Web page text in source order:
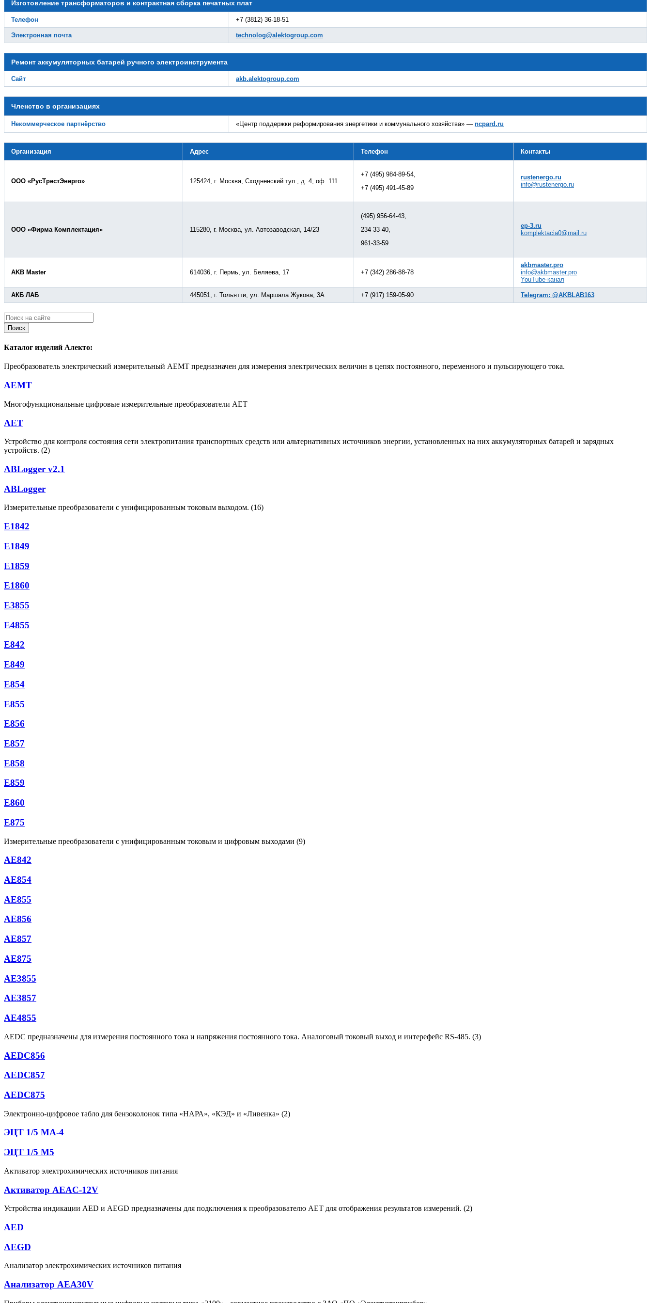
Изготовление трансформаторов и контрактная сборка печатных плат
Телефон +7 (3812) 36-18-51
Электронная почта technolog@alektogroup.com
Ремонт аккумуляторных батарей ручного электроинструмента
Сайт akb.alektogroup.com
Членство в организациях
Некоммерческое партнёрство «Центр поддержки реформирования энергетики и коммунального хозяйства» — ncpard.ru
Организация Адрес Телефон Контакты
ООО «РусТрестЭнерго» 125424, г. Москва, Сходненский туп., д. 4, оф. 111
+7 (495) 984-89-54,
+7 (495) 491-45-89
rustenergo.ru
info@rustenergo.ru
ООО «Фирма Комплектация» 115280, г. Москва, ул. Автозаводская, 14/23
(495) 956-64-43,
234-33-40,
961-33-59
ep-3.ru
komplektacia0@mail.ru
AKB Master 614036, г. Пермь, ул. Беляева, 17 +7 (342) 286-88-78
akbmaster.pro
info@akbmaster.pro
YouTube-канал
АКБ ЛАБ 445051, г. Тольятти, ул. Маршала Жукова, 3А +7 (917) 159-05-90 Telegram: @AKBLAB163
Поиск
Каталог изделий Алекто:
Преобразователь электрический измерительный АЕМТ предназначен для измерения электрических величин в цепях постоянного, переменного и пульсирующего тока.
АЕМТ
Многофункциональные цифровые измерительные преобразователи АЕТ
АЕТ
Устройство для контроля состояния сети электропитания транспортных средств или альтернативных источников энергии, установленных на них аккумуляторных батарей и зарядных
устройств. (2)
ABLogger v2.1
ABLogger
Измерительные преобразователи с унифицированным токовым выходом. (16)
Е1842
Е1849
Е1859
Е1860
Е3855
Е4855
Е842
Е849
Е854
Е855
Е856
Е857
Е858
Е859
Е860
Е875
Измерительные преобразователи с унифицированным токовым и цифровым выходами (9)
AE842
АЕ854
AE855
АЕ856
AE857
АЕ875
АЕ3855
АЕ3857
АЕ4855
AEDC предназначены для измерения постоянного тока и напряжения постоянного тока. Аналоговый токовый выход и интерефейс RS-485. (3)
AEDC856
AEDC857
AEDC875
Электронно-цифровое табло для бензоколонок типа «НАРА», «КЭД» и «Ливенка» (2)
ЭЦТ 1/5 МА-4
ЭЦТ 1/5 М5
Активатор электрохимических источников питания
Активатор AEAC-12V
Устройства индикации AED и АЕGD предназначены для подключения к преобразователю АЕТ для отображения результатов измерений. (2)
AED
AEGD
Анализатор электрохимических источников питания
Анализатор АЕA30V